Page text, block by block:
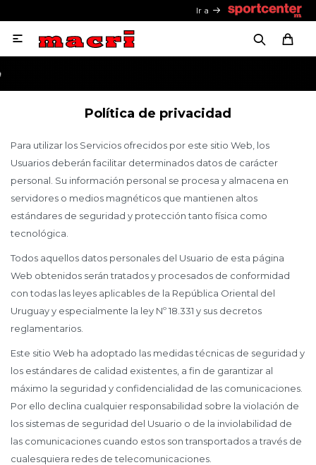
Ir a

Política de privacidad
Para utilizar los Servicios ofrecidos por este sitio Web, los
Usuarios deberán facilitar determinados datos de carácter
personal. Su información personal se procesa y almacena en
servidores o medios magnéticos que mantienen altos
estándares de seguridad y protección tanto física como
tecnológica.
Todos aquellos datos personales del Usuario de esta página
Web obtenidos serán tratados y procesados de conformidad
con todas las leyes aplicables de la República Oriental del
Uruguay y especialmente la ley Nº 18.331 y sus decretos
reglamentarios.
Este sitio Web ha adoptado las medidas técnicas de seguridad y
los estándares de calidad existentes, a fin de garantizar al
máximo la seguridad y confidencialidad de las comunicaciones.
Por ello declina cualquier responsabilidad sobre la violación de
los sistemas de seguridad del Usuario o de la inviolabilidad de
las comunicaciones cuando estos son transportados a través de
cualesquiera redes de telecomunicaciones.